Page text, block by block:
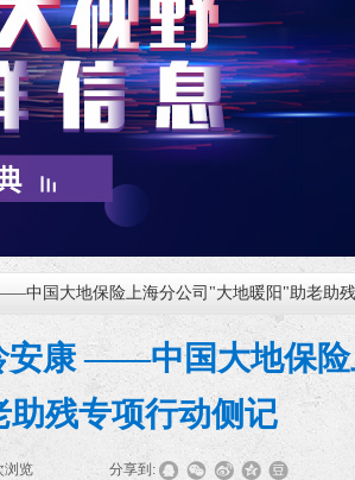
中国大地保险上海分公司"大地暖阳"助老助
安康 ——中国大地保
残专项行动侧记
浏览 分享到: